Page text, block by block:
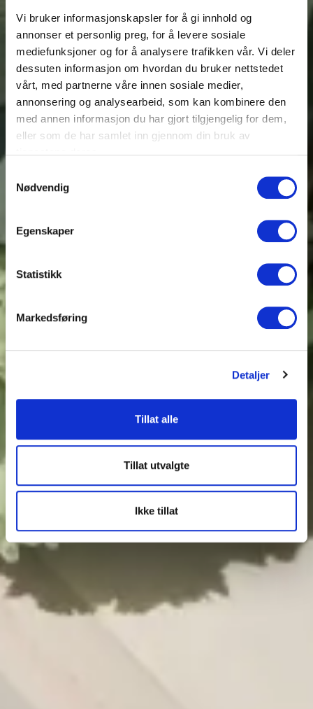
Vi bruker informasjonskapsler for å gi innhold og
annonser et personlig preg, for å levere sosiale
mediefunksjoner og for å analysere trafikken vår. Vi deler
dessuten informasjon om hvordan du bruker nettstedet
vårt, med partnerne våre innen sosiale medier,
annonsering og analysearbeid, som kan kombinere den
med annen informasjon du har gjort tilgjengelig for dem,
eller som de har samlet inn gjennom din bruk av
Nødvendig
Egenskaper
Statistikk
Markedsføring
Detaljer
Tillat alle
Tillat utvalgte
Ikke tillat